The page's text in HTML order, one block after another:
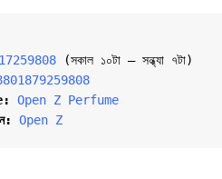
(সকাল ১০টা – সন্ধ্যা ৭টা)
Open Z Perfume
Open Z